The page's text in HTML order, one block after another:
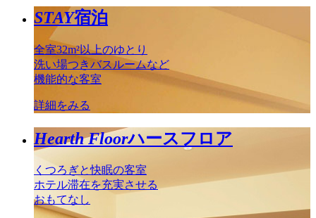
STAY宿泊
全室32m²以上のゆとり
洗い場つきバスルームなど
機能的な客室
詳細をみる
Hearth Floorハースフロア
くつろぎと快眠の客室
ホテル滞在を充実させる
おもてなし